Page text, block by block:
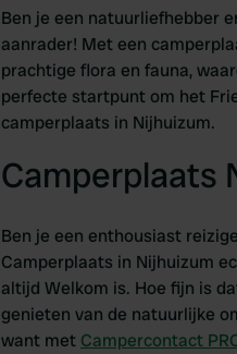
Ben je een natuurliefhebber
aanrader! Met een
prachtige flora en fauna,
perfecte startpunt om het
camperplaats in Nijhuizum.
Camperplaats
Ben je een enthousiast
Camperplaats in Nijhuizum
altijd Welkom is. Hoe fijn is
genieten van de natuurlijke
want met Campercontact